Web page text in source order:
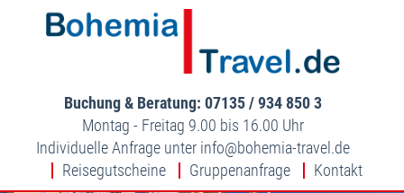
Buchung & Beratung: 07135 / 934 850 3
Montag - Freitag 9.00 bis 16.00 Uhr
Individuelle Anfrage unter info
bohemia-travel.de
Reisegutscheine
Gruppenanfrage Kontakt